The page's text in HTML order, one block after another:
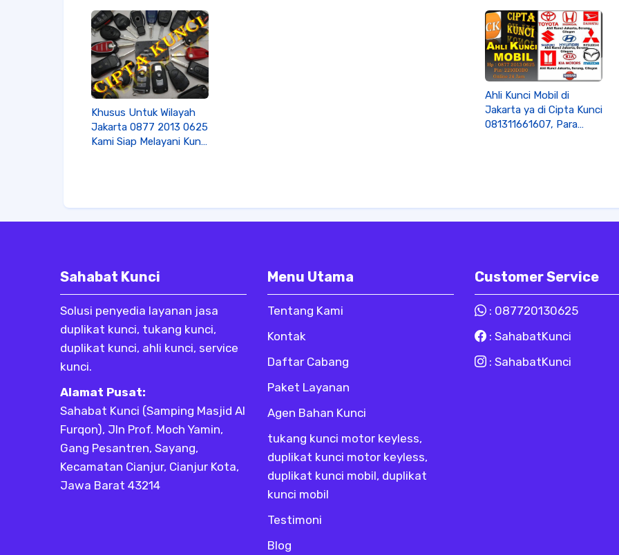
Khusus Untuk Wilayah
Jakarta 0877 2013 0625
Kami Siap Melayani Kunci
Ahli Kunci Mobil di
Jakarta ya di Cipta Kunci
081311661607, Para
dan Skill Test.
Sahabat Kunci
Solusi penyedia layanan jasa
duplikat kunci, tukang kunci,
duplikat kunci, ahli kunci, service
kunci.
Alamat Pusat:
Sahabat Kunci (Samping Masjid Al
Furqon), Jln Prof. Moch Yamin,
Gang Pesantren, Sayang,
Kecamatan Cianjur, Cianjur Kota,
Jawa Barat 43214
Menu Utama
Tentang Kami
Kontak
Daftar Cabang
Paket Layanan
Agen Bahan Kunci
tukang kunci motor keyless,
duplikat kunci motor keyless,
duplikat kunci mobil, duplikat
kunci mobil
Testimoni
Blog
Customer Service
: 087720130625
: SahabatKunci
: SahabatKunci